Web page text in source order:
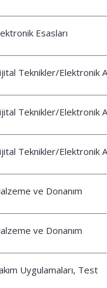
Esasları
Teknikler/Elektronik
Teknikler/Elektronik
Teknikler/Elektronik
ve Donanım
ve Donanım
Uygulamaları, Test